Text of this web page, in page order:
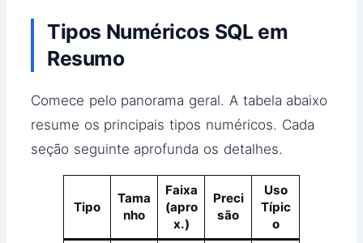
Tipos Numéricos SQL em
Resumo
Comece pelo panorama geral. A tabela abaixo
resume os principais tipos numéricos. Cada
seção seguinte aprofunda os detalhes.
Tipo
Tama
nho
Faixa
(apro
x.)
Preci
são
Uso
Típic
o